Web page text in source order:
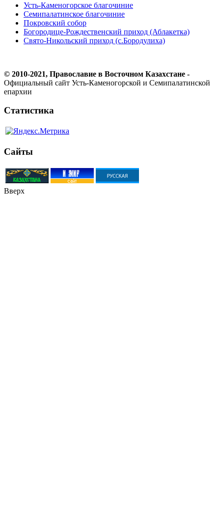
Усть-Каменогорское благочиние
Семипалатинское благочиние
Покровский собор
Богородице-Рождественский приход (Аблакетка)
Свято-Никольский приход (с.Бородулиха)
© 2010-2021, Православие в Восточном Казахстане -
Официальный сайт Усть-Каменогорской и Семипалатинской
епархии
Статистика
Сайты
Вверх